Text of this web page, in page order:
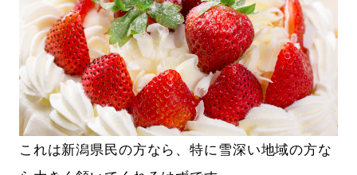
これは新潟県民の方なら、特に雪深い地域の方な